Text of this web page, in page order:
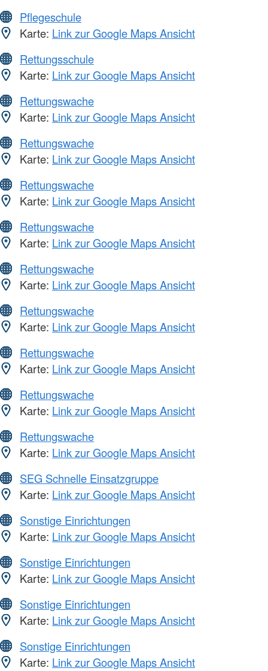
Pflegeschule
Karte: Link zur Google Maps Ansicht
Rettungsschule
Karte: Link zur Google Maps Ansicht
Rettungswache
Karte: Link zur Google Maps Ansicht
Rettungswache
Karte: Link zur Google Maps Ansicht
Rettungswache
Karte: Link zur Google Maps Ansicht
Rettungswache
Karte: Link zur Google Maps Ansicht
Rettungswache
Karte: Link zur Google Maps Ansicht
Rettungswache
Karte: Link zur Google Maps Ansicht
Rettungswache
Karte: Link zur Google Maps Ansicht
Rettungswache
Karte: Link zur Google Maps Ansicht
Rettungswache
Karte: Link zur Google Maps Ansicht
SEG Schnelle Einsatzgruppe
Karte: Link zur Google Maps Ansicht
Sonstige Einrichtungen
Karte: Link zur Google Maps Ansicht
Sonstige Einrichtungen
Karte: Link zur Google Maps Ansicht
Sonstige Einrichtungen
Karte: Link zur Google Maps Ansicht
Sonstige Einrichtungen
Karte: Link zur Google Maps Ansicht